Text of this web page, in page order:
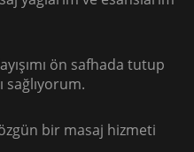
ön safhada tutup
sağlıyorum.
bir masaj hizmeti